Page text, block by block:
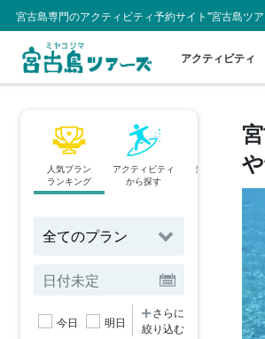
宮古島専門のアクティビティ予約サイト"宮古島ツ
アクティビティ
人気プラン
ランキング
アクティビティ
から探す
当日予約OK
今日 明日
さらに
絞り込む